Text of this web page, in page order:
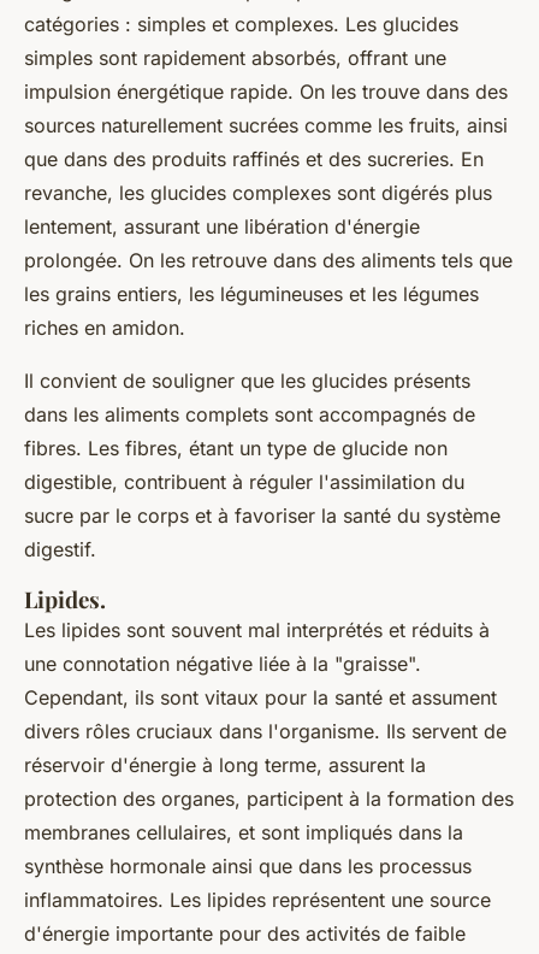
catégories : simples et complexes. Les glucides
simples sont rapidement absorbés, offrant une
impulsion énergétique rapide. On les trouve dans des
sources naturellement sucrées comme les fruits, ainsi
que dans des produits raffinés et des sucreries. En
revanche, les glucides complexes sont digérés plus
lentement, assurant une libération d'énergie
prolongée. On les retrouve dans des aliments tels que
les grains entiers, les légumineuses et les légumes
riches en amidon.
Il convient de souligner que les glucides présents
dans les aliments complets sont accompagnés de
fibres. Les fibres, étant un type de glucide non
digestible, contribuent à réguler l'assimilation du
sucre par le corps et à favoriser la santé du système
digestif.
Lipides.
Les lipides sont souvent mal interprétés et réduits à
une connotation négative liée à la "graisse".
Cependant, ils sont vitaux pour la santé et assument
divers rôles cruciaux dans l'organisme. Ils servent de
réservoir d'énergie à long terme, assurent la
protection des organes, participent à la formation des
membranes cellulaires, et sont impliqués dans la
synthèse hormonale ainsi que dans les processus
inflammatoires. Les lipides représentent une source
d'énergie importante pour des activités de faible